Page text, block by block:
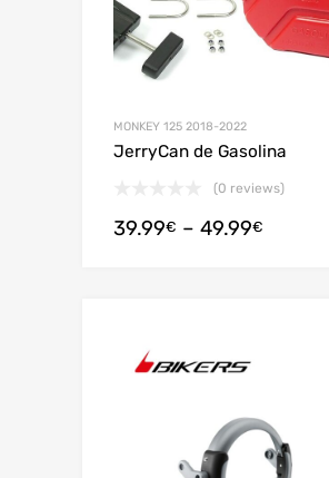
MONKEY 125 2018-2022
JerryCan de Gasolina
(0 reviews)
39.99€ – 49.99€